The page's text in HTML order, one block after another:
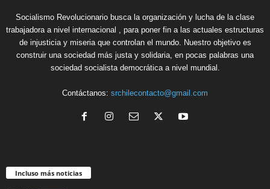
Socialismo Revolucionario busca la organización y lucha de la clase
trabajadora a nivel internacional , para poner fin a las actuales estructuras
de injusticia y miseria que controlan el mundo. Nuestro objetivo es
construir una sociedad más justa y solidaria, en pocas palabras una
sociedad socialista democrática a nivel mundial.
Contáctanos: srchilecontacto@gmail.com
Incluso más noticias